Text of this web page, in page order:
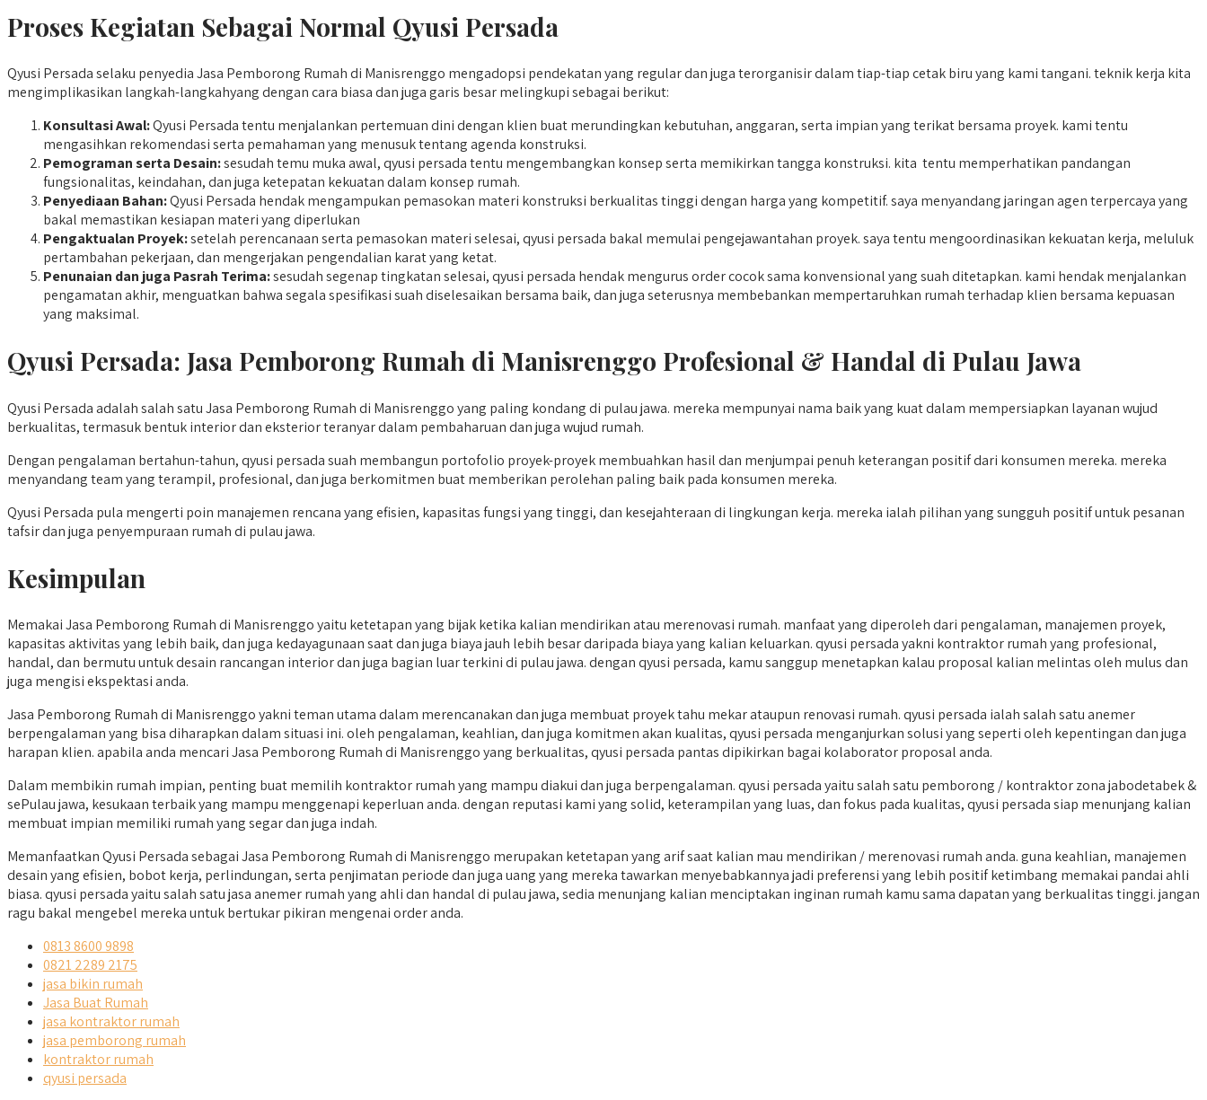
Proses Kegiatan Sebagai Normal Qyusi Persada
Qyusi Persada selaku penyedia Jasa Pemborong Rumah di Manisrenggo mengadopsi pendekatan yang regular dan juga terorganisir dalam tiap-tiap cetak biru yang kami tangani. teknik kerja kita
mengimplikasikan langkah-langkahyang dengan cara biasa dan juga garis besar melingkupi sebagai berikut:
Konsultasi Awal:Qyusi Persada tentu menjalankan pertemuan dini dengan klien buat merundingkan kebutuhan, anggaran, serta impian yang terikat bersama proyek. kami tentu
mengasihkan rekomendasi serta pemahaman yang menusuk tentang agenda konstruksi.
Pemograman serta Desain:sesudah temu muka awal, qyusi persada tentu mengembangkan konsep serta memikirkan tangga konstruksi. kita tentu memperhatikan pandangan
fungsionalitas, keindahan, dan juga ketepatan kekuatan dalam konsep rumah.
Penyediaan Bahan:Qyusi Persada hendak mengampukan pemasokan materi konstruksi berkualitas tinggi dengan harga yang kompetitif. saya menyandang jaringan agen terpercaya yang
bakal memastikan kesiapan materi yang diperlukan
Pengaktualan Proyek:setelah perencanaan serta pemasokan materi selesai, qyusi persada bakal memulai pengejawantahan proyek. saya tentu mengoordinasikan kekuatan kerja, meluluk
pertambahan pekerjaan, dan mengerjakan pengendalian karat yang ketat.
Penunaian dan juga Pasrah Terima:sesudah segenap tingkatan selesai, qyusi persada hendak mengurus order cocok sama konvensional yang suah ditetapkan. kami hendak menjalankan
pengamatan akhir, menguatkan bahwa segala spesifikasi suah diselesaikan bersama baik, dan juga seterusnya membebankan mempertaruhkan rumah terhadap klien bersama kepuasan
yang maksimal.
Qyusi Persada: Jasa Pemborong Rumah di Manisrenggo Profesional & Handal di Pulau Jawa
Qyusi Persada adalah salah satu Jasa Pemborong Rumah di Manisrenggo yang paling kondang di pulau jawa. mereka mempunyai nama baik yang kuat dalam mempersiapkan layanan wujud
berkualitas, termasuk bentuk interior dan eksterior teranyar dalam pembaharuan dan juga wujud rumah.
Dengan pengalaman bertahun-tahun, qyusi persada suah membangun portofolio proyek-proyek membuahkan hasil dan menjumpai penuh keterangan positif dari konsumen mereka. mereka
menyandang team yang terampil, profesional, dan juga berkomitmen buat memberikan perolehan paling baik pada konsumen mereka.
Qyusi Persada pula mengerti poin manajemen rencana yang efisien, kapasitas fungsi yang tinggi, dan kesejahteraan di lingkungan kerja. mereka ialah pilihan yang sungguh positif untuk pesanan
tafsir dan juga penyempuraan rumah di pulau jawa.
Kesimpulan
Memakai Jasa Pemborong Rumah di Manisrenggo yaitu ketetapan yang bijak ketika kalian mendirikan atau merenovasi rumah. manfaat yang diperoleh dari pengalaman, manajemen proyek,
kapasitas aktivitas yang lebih baik, dan juga kedayagunaan saat dan juga biaya jauh lebih besar daripada biaya yang kalian keluarkan. qyusi persada yakni kontraktor rumah yang profesional,
handal, dan bermutu untuk desain rancangan interior dan juga bagian luar terkini di pulau jawa. dengan qyusi persada, kamu sanggup menetapkan kalau proposal kalian melintas oleh mulus dan
juga mengisi ekspektasi anda.
Jasa Pemborong Rumah di Manisrenggo yakni teman utama dalam merencanakan dan juga membuat proyek tahu mekar ataupun renovasi rumah. qyusi persada ialah salah satu anemer
berpengalaman yang bisa diharapkan dalam situasi ini. oleh pengalaman, keahlian, dan juga komitmen akan kualitas, qyusi persada menganjurkan solusi yang seperti oleh kepentingan dan juga
harapan klien. apabila anda mencari Jasa Pemborong Rumah di Manisrenggo yang berkualitas, qyusi persada pantas dipikirkan bagai kolaborator proposal anda.
Dalam membikin rumah impian, penting buat memilih kontraktor rumah yang mampu diakui dan juga berpengalaman. qyusi persada yaitu salah satu pemborong / kontraktor zona jabodetabek &
sePulau jawa, kesukaan terbaik yang mampu menggenapi keperluan anda. dengan reputasi kami yang solid, keterampilan yang luas, dan fokus pada kualitas, qyusi persada siap menunjang kalian
membuat impian memiliki rumah yang segar dan juga indah.
Memanfaatkan Qyusi Persada sebagai Jasa Pemborong Rumah di Manisrenggo merupakan ketetapan yang arif saat kalian mau mendirikan / merenovasi rumah anda. guna keahlian, manajemen
desain yang efisien, bobot kerja, perlindungan, serta penjimatan periode dan juga uang yang mereka tawarkan menyebabkannya jadi preferensi yang lebih positif ketimbang memakai pandai ahli
biasa. qyusi persada yaitu salah satu jasa anemer rumah yang ahli dan handal di pulau jawa, sedia menunjang kalian menciptakan inginan rumah kamu sama dapatan yang berkualitas tinggi. jangan
ragu bakal mengebel mereka untuk bertukar pikiran mengenai order anda.
0813 8600 9898
0821 2289 2175
jasa bikin rumah
Jasa Buat Rumah
jasa kontraktor rumah
jasa pemborong rumah
kontraktor rumah
qyusi persada